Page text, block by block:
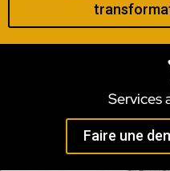
Services
Faire une